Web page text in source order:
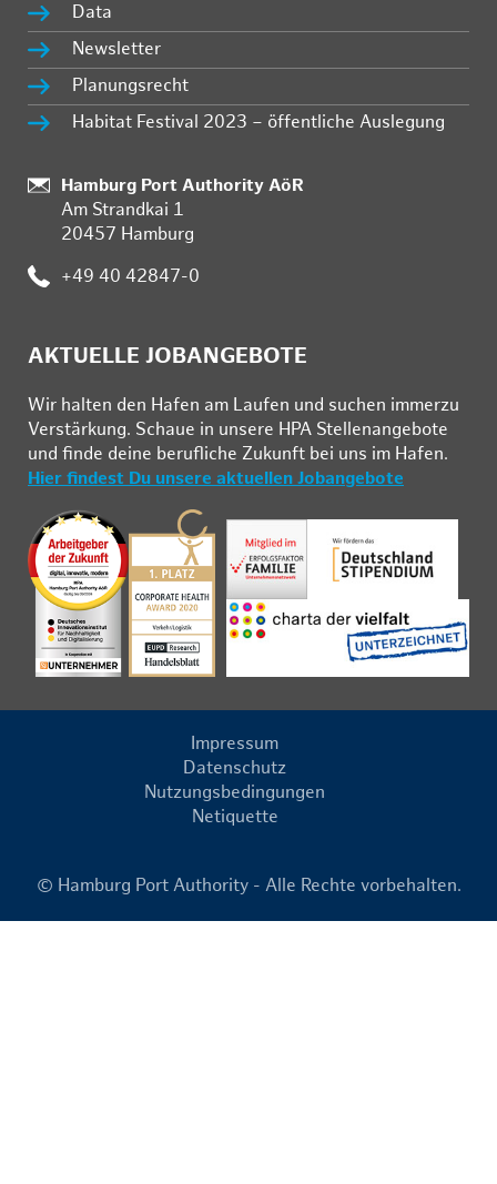
Data
Newsletter
Planungsrecht
Habitat Festival 2023 – öffentliche Auslegung
:
Hamburg Port Authority AöR
Am Strandkai 1
20457 Hamburg
: +49 40 42847-0
AKTUELLE JOBANGEBOTE
Wir hal­ten den Ha­fen am Lau­fen und su­chen im­mer­zu
Ver­stär­kung. Schau­e in un­se­re HPA Stel­len­an­ge­bo­te
und fin­de deine be­ruf­li­che Zu­kunft bei uns im Ha­fen.
Hier findest Du unsere aktuellen Jobangebote
Impressum
Datenschutz
Nutzungsbedingungen
Netiquette
© Hamburg Port Authority - Alle Rechte vorbehalten.